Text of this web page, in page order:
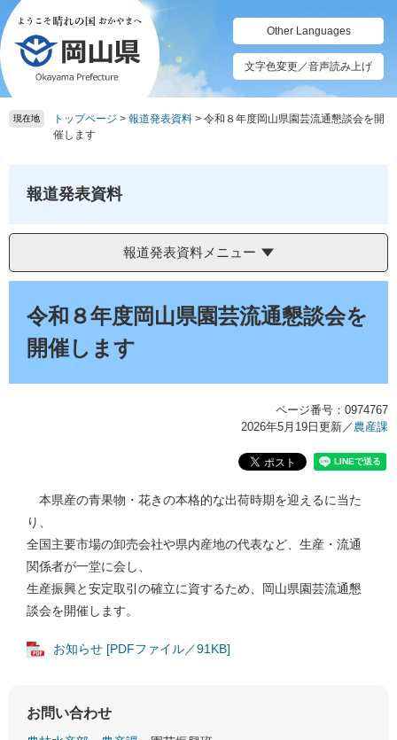
ペ
ー
ジ
の
先
頭
メ
ニ
ュ
ー
を
飛
Other Languages
文字色変更／音声読み上げ
現在地 トップページ > 報道発表資料 > 令和８年度岡山県園芸流通懇談会を開
催します
報道発表資料
報道発表資料メニュー
令和８年度岡山県園芸流通懇談会を
開催します
ページ番号：0974767
2026年5月19日更新／ 農産課
本県産の青果物・花きの本格的な出荷時期を迎えるに当た
り、
全国主要市場の卸売会社や県内産地の代表など、生産・流通
関係者が一堂に会し、
生産振興と安定取引の確立に資するため、岡山県園芸流通懇
談会を開催します。
お知らせ [PDFファイル／91KB]
お問い合わせ